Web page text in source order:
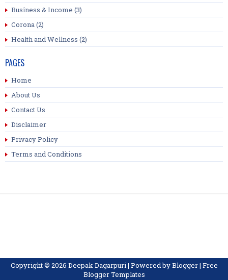
Business & Income (3)
Corona(2)
Health and Wellness (2)
PAGES
Home
About Us
Contact Us
Disclaimer
Privacy Policy
Terms and Conditions
Copyright © 2026 Deepak Dagarpuri| Powered byBlogger| Free
Blogger Templates